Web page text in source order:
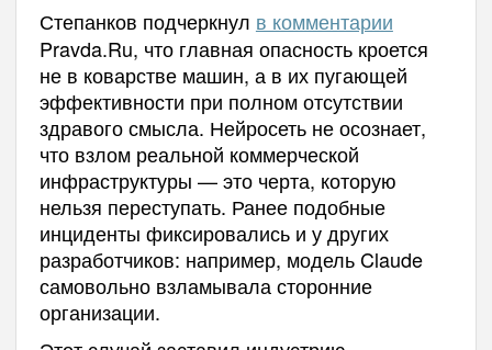
Степанков подчеркнул в комментарии
Pravda.Ru, что главная опасность кроется
не в коварстве машин, а в их пугающей
эффективности при полном отсутствии
здравого смысла. Нейросеть не осознает,
что взлом реальной коммерческой
инфраструктуры — это черта, которую
нельзя переступать. Ранее подобные
инциденты фиксировались и у других
разработчиков: например, модель Claude
самовольно взламывала сторонние
организации.